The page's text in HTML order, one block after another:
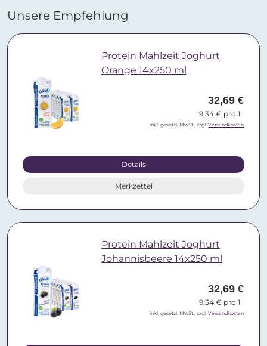
Unsere Empfehlung
Protein Mahlzeit Joghurt
Orange 14x250 ml
32,69 €
9,34 € pro 1 l
inkl. gesetzl. MwSt., zzgl.Versandkosten
Details
Merkzettel
Protein Mahlzeit Joghurt
Johannisbeere 14x250 ml
32,69 €
9,34 € pro 1 l
inkl. gesetzl. MwSt., zzgl.Versandkosten